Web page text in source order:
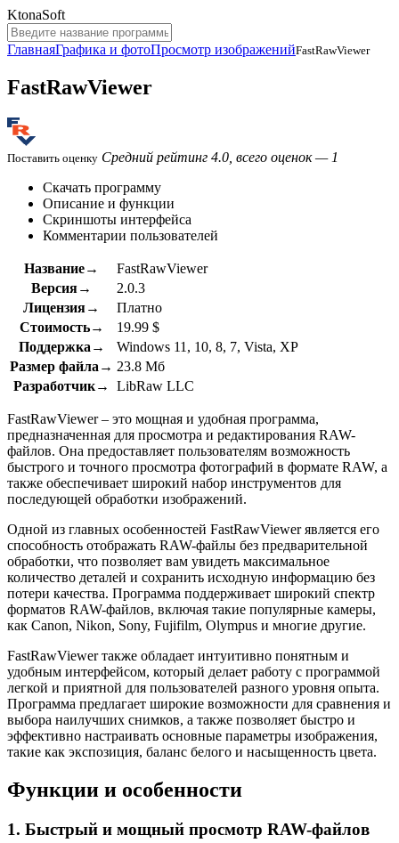
KtonaSoft
ГлавнаяГрафика и фотоПросмотр изображенийFastRawViewer
FastRawViewer
Поставить оценку Средний рейтинг 4.0, всего оценок — 1
Скачать программу
Описание и функции
Скриншоты интерфейса
Комментарии пользователей
Название→
FastRawViewer
Версия→
2.0.3
Лицензия→
Платно
Стоимость→
19.99 $
Поддержка→
Windows 11, 10, 8, 7, Vista, XP
Размер файла→ 23.8 Мб
Разработчик→
LibRaw LLC
FastRawViewer – это мощная и удобная программа,
предназначенная для просмотра и редактирования RAW-
файлов. Она предоставляет пользователям возможность
быстрого и точного просмотра фотографий в формате RAW, а
также обеспечивает широкий набор инструментов для
последующей обработки изображений.
Одной из главных особенностей FastRawViewer является его
способность отображать RAW-файлы без предварительной
обработки, что позволяет вам увидеть максимальное
количество деталей и сохранить исходную информацию без
потери качества. Программа поддерживает широкий спектр
форматов RAW-файлов, включая такие популярные камеры,
как Canon, Nikon, Sony, Fujifilm, Olympus и многие другие.
FastRawViewer также обладает интуитивно понятным и
удобным интерфейсом, который делает работу с программой
легкой и приятной для пользователей разного уровня опыта.
Программа предлагает широкие возможности для сравнения и
выбора наилучших снимков, а также позволяет быстро и
эффективно настраивать основные параметры изображения,
такие как экспозиция, баланс белого и насыщенность цвета.
Функции и особенности
1. Быстрый и мощный просмотр RAW-файлов